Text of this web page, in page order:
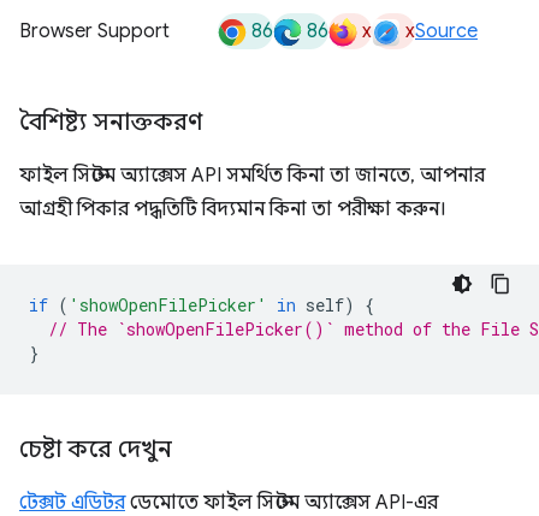
Browser Support 86 86 x xSource
বৈশিষ্ট্য সনাক্তকরণ
ফাইল সিস্টেম অ্যাক্সেস API সমর্থিত কিনা তা জানতে, আপনার
আগ্রহী পিকার পদ্ধতিটি বিদ্যমান কিনা তা পরীক্ষা করুন।
if ( 'showOpenFilePicker' in self)
{
// The `showOpenFilePicker()` method of the File
}
চেষ্টা করে দেখুন
টেক্সট এডিটরডেমোতে ফাইল সিস্টেম অ্যাক্সেস API-এর